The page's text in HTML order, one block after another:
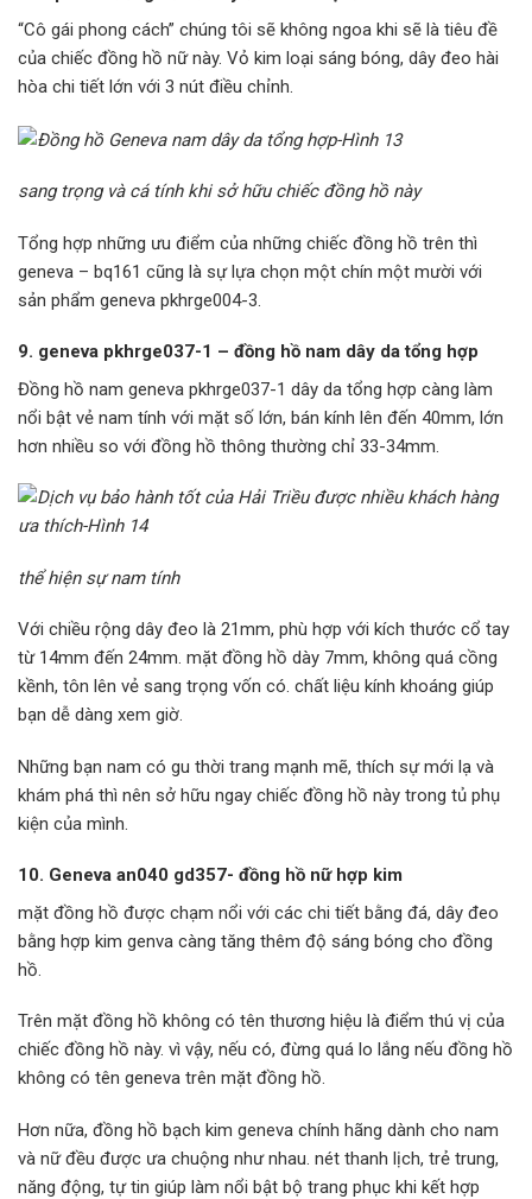
“Cô gái phong cách” chúng tôi sẽ không ngoa khi sẽ là tiêu đề
của chiếc đồng hồ nữ này. Vỏ kim loại sáng bóng, dây đeo hài
hòa chi tiết lớn với 3 nút điều chỉnh.
sang trọng và cá tính khi sở hữu chiếc đồng hồ này
Tổng hợp những ưu điểm của những chiếc đồng hồ trên thì
geneva – bq161 cũng là sự lựa chọn một chín một mười với
sản phẩm geneva pkhrge004-3.
9. geneva pkhrge037-1 – đồng hồ nam dây da tổng hợp
Đồng hồ nam geneva pkhrge037-1 dây da tổng hợp càng làm
nổi bật vẻ nam tính với mặt số lớn, bán kính lên đến 40mm, lớn
hơn nhiều so với đồng hồ thông thường chỉ 33-34mm.
thể hiện sự nam tính
Với chiều rộng dây đeo là 21mm, phù hợp với kích thước cổ tay
từ 14mm đến 24mm. mặt đồng hồ dày 7mm, không quá cồng
kềnh, tôn lên vẻ sang trọng vốn có. chất liệu kính khoáng giúp
bạn dễ dàng xem giờ.
Những bạn nam có gu thời trang mạnh mẽ, thích sự mới lạ và
khám phá thì nên sở hữu ngay chiếc đồng hồ này trong tủ phụ
kiện của mình.
10. Geneva an040 gd357- đồng hồ nữ hợp kim
mặt đồng hồ được chạm nổi với các chi tiết bằng đá, dây đeo
bằng hợp kim genva càng tăng thêm độ sáng bóng cho đồng
hồ.
Trên mặt đồng hồ không có tên thương hiệu là điểm thú vị của
chiếc đồng hồ này. vì vậy, nếu có, đừng quá lo lắng nếu đồng hồ
không có tên geneva trên mặt đồng hồ.
Hơn nữa, đồng hồ bạch kim geneva chính hãng dành cho nam
và nữ đều được ưa chuộng như nhau. nét thanh lịch, trẻ trung,
năng động, tự tin giúp làm nổi bật bộ trang phục khi kết hợp